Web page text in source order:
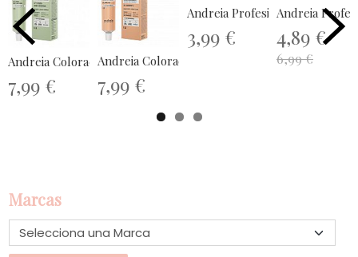
Marcas
Andreia Coloración Permanente Sin...
7,99 €
Andreia Coloración Demi Permanente...
7,99 €
Andreia Profesional Lab
3,99 €
Andreia
4,89 €
6,99 €